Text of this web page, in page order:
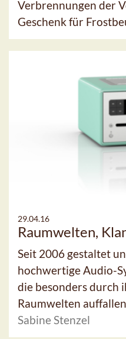
Verbrennungen der
Geschenk für
29.04.16
Raumwelten,
Seit 2006 gestaltet
hochwertige Audio-
die besonders durch
Raumwelten
Sabine Stenzel